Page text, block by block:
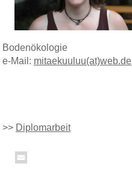
Bodenökologie
e-Mail: mitaekuuluu(at)web.de
>> Diplomarbeit